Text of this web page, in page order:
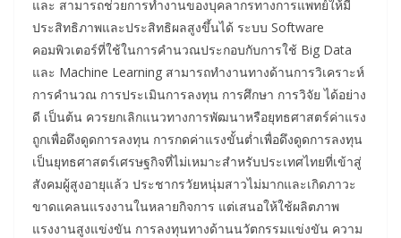
และ สามารถช่วยการทำงานของบุคลากรทางการแพทย์ให้มี
ประสิทธิภาพและประสิทธิผลสูงขึ้นได้ ระบบ Software
คอมพิวเตอร์ที่ใช้ในการคำนวณประกอบกับการใช้ Big Data
และ Machine Learning สามารถทำงานทางด้านการวิเคราะห์
การคำนวณ การประเมินการลงทุน การศึกษา การวิจัย ได้อย่าง
ดี เป็นต้น ควรยกเลิกแนวทางการพัฒนาหรือยุทธศาสตร์ค่าแรง
ถูกเพื่อดึงดูดการลงทุน การกดค่าแรงขั้นต่ำเพื่อดึงดูดการลงทุน
เป็นยุทธศาสตร์เศรษฐกิจที่ไม่เหมาะสำหรับประเทศไทยที่เข้าสู่
สังคมผู้สูงอายุแล้ว ประชากรวัยหนุ่มสาวไม่มากและเกิดภาวะ
ขาดแคลนแรงงานในหลายกิจการ แต่เสนอให้ใช้ผลิตภาพ
แรงงานสูงแข่งขัน การลงทุนทางด้านนวัตกรรมแข่งขัน ความ